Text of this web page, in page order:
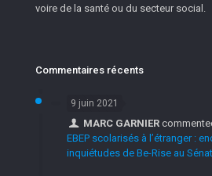
voire de la santé ou du secteur social.
Commentaires récents
9 juin 2021
MARC GARNIER
EBEP scolarisés à l’étranger :
inquiétudes de Be-Rise au Sénat